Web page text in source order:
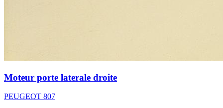
Moteur porte laterale droite
PEUGEOT 807